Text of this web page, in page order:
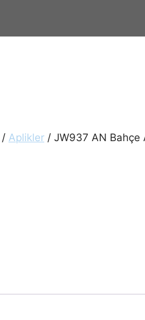
/ Aplikler / JW937 AN Bahçe